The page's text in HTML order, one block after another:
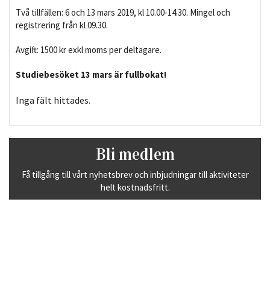
Två tillfällen: 6 och 13 mars 2019, kl 10.00-14.30. Mingel och
registrering från kl 09.30.
Avgift: 1500 kr exkl moms per deltagare.
Studiebesöket 13 mars är fullbokat!
Inga fält hittades.
Bli medlem
Få tillgång till vårt nyhetsbrev och inbjudningar till aktiviteter
helt kostnadsfritt.